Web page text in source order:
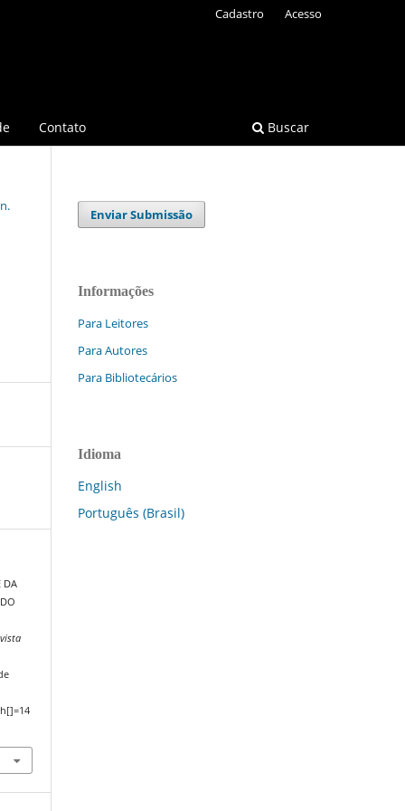
Contato Buscar
Cadastro Acesso
DA
Enviar Submissão
Informações
Para Leitores
Para Autores
Para Bibliotecários
Idioma
English
Português (Brasil)